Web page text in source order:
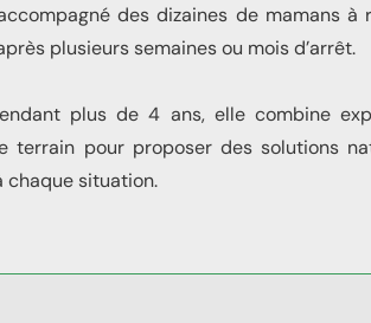
des dizaines de mamans à
plusieurs semaines ou mois d’arrêt.
plus de 4 ans, elle combine
terrain pour proposer des solutions
situation.